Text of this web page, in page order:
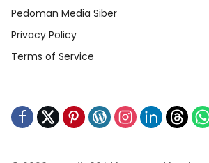
Pedoman Media Siber
Privacy Policy
Terms of Service